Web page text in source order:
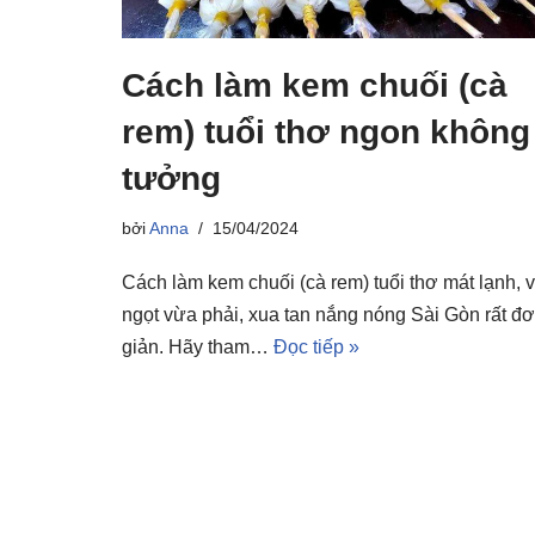
Cách làm kem chuối (cà
rem) tuổi thơ ngon không
tưởng
bởiAnna 15/04/2024
Cách làm kem chuối (cà rem) tuổi thơ mát lạnh,
ngọt vừa phải, xua tan nắng nóng Sài Gòn rất
giản. Hãy tham… Đọc tiếp »